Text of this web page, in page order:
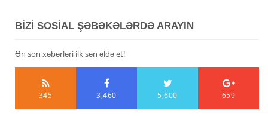
BİZİ SOSİAL ŞƏBƏKƏLƏRDƏ ARAYIN
Ən son xəbərləri ilk sən əldə et!
345 3,460 5,600 659